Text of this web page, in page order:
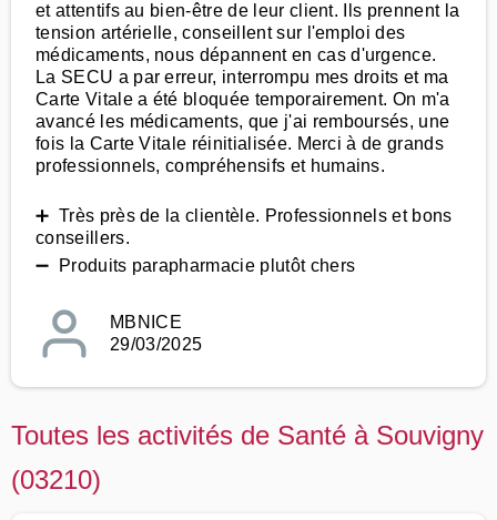
et attentifs au bien-être de leur client. Ils prennent la
tension artérielle, conseillent sur l'emploi des
médicaments, nous dépannent en cas d'urgence.
La SECU a par erreur, interrompu mes droits et ma
Carte Vitale a été bloquée temporairement. On m'a
avancé les médicaments, que j'ai remboursés, une
fois la Carte Vitale réinitialisée. Merci à de grands
professionnels, compréhensifs et humains.
➕ Très près de la clientèle. Professionnels et bons
conseillers.
➖ Produits parapharmacie plutôt chers
MBNICE
29/03/2025
Toutes les activités de Santé à Souvigny
(03210)